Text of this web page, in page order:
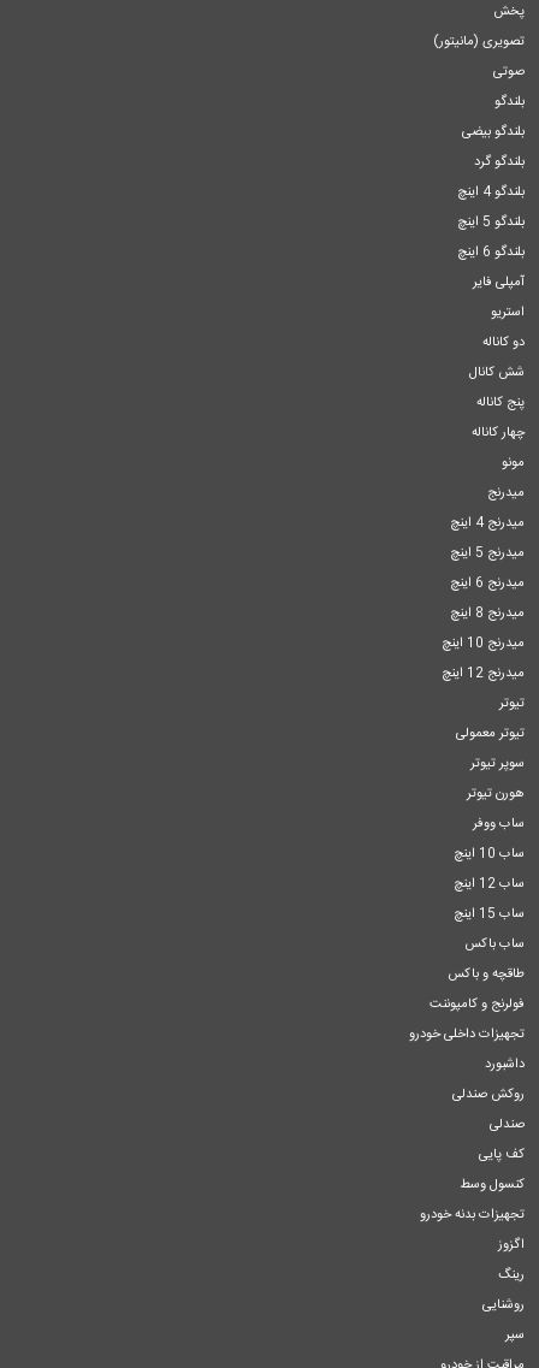
پخش
تصویری (مانیتور)
صوتی
بلندگو
بلندگو بیضی
بلندگو گرد
بلندگو 4 اینچ
بلندگو 5 اینچ
بلندگو 6 اینچ
آمپلی فایر
استریو
دو کاناله
شش کانال
پنج کاناله
چهار کاناله
مونو
میدرنج
میدرنج 4 اینچ
میدرنج 5 اینچ
میدرنج 6 اینچ
میدرنج 8 اینچ
میدرنج 10 اینچ
میدرنج 12 اینچ
تیوتر
تیوتر معمولی
سوپر تیوتر
هورن تیوتر
ساب ووفر
ساب 10 اینچ
ساب 12 اینچ
ساب 15 اینچ
ساب باکس
طاقچه و باکس
فولرنج و کامپوننت
تجهیزات داخلی خودرو
داشبورد
روکش صندلی
صندلی
کف پایی
کنسول وسط
تجهیزات بدنه خودرو
اگزوز
رینگ
روشنایی
سپر